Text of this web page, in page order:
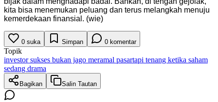
kita bisa menemukan peluang dan terus melangkah menuju
kemerdekaan finansial. (wie)
0 suka Simpan 0 komentar
Topik
investor sukses bukan jago meramal pasartapi tenang ketika saham
sedang drama
Bagikan Salin Tautan